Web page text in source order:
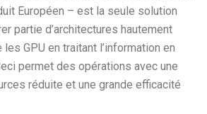
Européen – est la seule solution
partie d’architectures hautement
GPU en traitant l’information en
permet des opérations avec une
réduite et une grande efficacité